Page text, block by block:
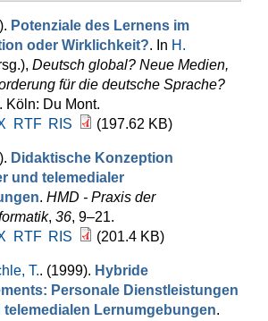
Potenziale des Lernens im
oder Wirklichkeit?. In H.
, Deutsch global? Neue Medien,
für die deutsche Sprache?
Köln: Du Mont.
RTF RIS (197.62 KB)
Didaktische Konzeption
und telemedialer
. HMD - Praxis der
, 36, 9–21.
RTF RIS (201.4 KB)
T.. (1999). Hybride
Personale Dienstleistungen
telemedialen Lernumgebungen.